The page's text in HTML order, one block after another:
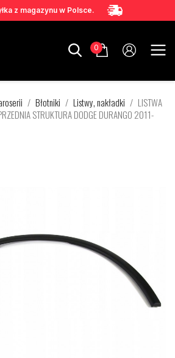
z magazynu w Polsce.
0
Błotniki Listwy, nakładki
LISTWA
STRUKTURA DODGE DURANGO 2011-